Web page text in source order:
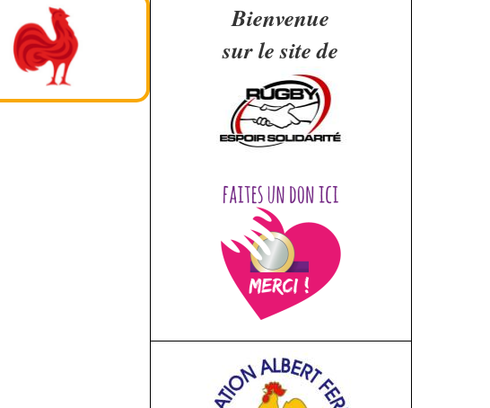
Bienvenue
sur le site de